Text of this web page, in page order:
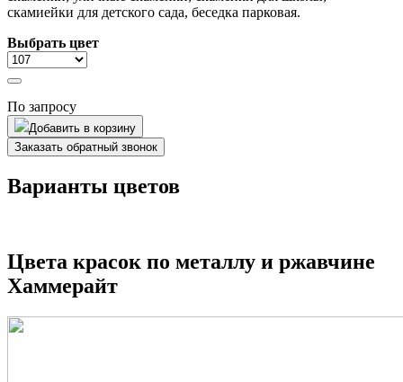
скамиейки для детского сада, беседка парковая.
Выбрать цвет
По запросу
Добавить в корзину
Заказать обратный звонок
Варианты цветов
Цвета красок по металлу и ржавчине
Хаммерайт